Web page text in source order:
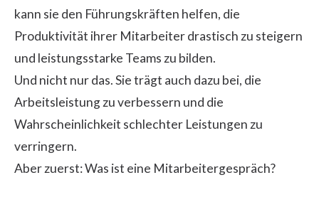
kann sie den Führungskräften helfen, die
Produktivität ihrer Mitarbeiter drastisch zu steigern
und leistungsstarke Teams zu bilden.
Und nicht nur das. Sie trägt auch dazu bei, die
Arbeitsleistungzu verbessern und die
Wahrscheinlichkeit schlechter Leistungen zu
verringern.
Aber zuerst: Was ist eine Mitarbeitergespräch?